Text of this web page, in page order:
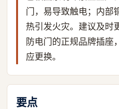
门，易导致触电；内部
热引发火灾。建议及时
防电门的正规品牌插座
应更换。
要点